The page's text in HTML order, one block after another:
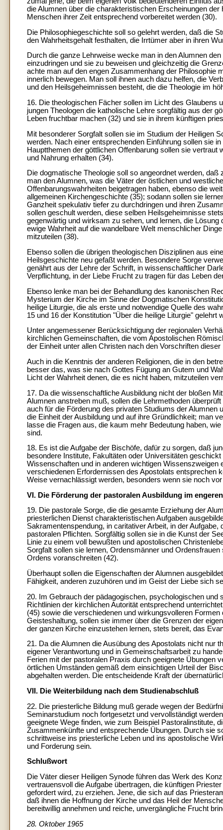
die Alumnen über die charakteristischen Erscheinungen
Menschen ihrer Zeit entsprechend vorbereitet werden (30).
Die Philosophiegeschichte soll so gelehrt werden, daß die
den Wahrheitsgehalt festhalten, die Irrtümer aber in ihren
Durch die ganze Lehrweise wecke man in den Alumnen
einzudringen und sie zu beweisen und gleichzeitig die
achte man auf den engen Zusammenhang der Philosophie
innerlich bewegen. Man soll ihnen auch dazu helfen, die
und den Heilsgeheimnissen besteht, die die Theologie im
16. Die theologischen Fächer sollen im Licht des
jungen Theologen die katholische Lehre sorgfältig aus der
Leben fruchtbar machen (32) und sie in ihrem künftigen
Mit besonderer Sorgfalt sollen sie im Studium der Heiligen
werden. Nach einer entsprechenden Einführung sollen sie
Hauptthemen der göttlichen Offenbarung sollen sie
und Nahrung erhalten (34).
Die dogmatische Theologie soll so angeordnet werden,
man den Alumnen, was die Väter der östlichen und
Offenbarungswahrheiten beigetragen haben, ebenso die
allgemeinen Kirchengeschichte (35); sodann sollen sie
Ganzheit spekulativ tiefer zu durchdringen und ihren
sollen geschult werden, diese selben Heilsgeheimnisse
gegenwärtig und wirksam zu sehen, und lernen, die
ewige Wahrheit auf die wandelbare Welt menschlicher
mitzuteilen (38).
Ebenso sollen die übrigen theologischen Disziplinen aus
Heilsgeschichte neu gefaßt werden. Besondere Sorge
genährt aus der Lehre der Schrift, in wissenschaftlicher
Verpflichtung, in der Liebe Frucht zu tragen für das Leben
Ebenso lenke man bei der Behandlung des kanonischen
Mysterium der Kirche im Sinne der Dogmatischen
heilige Liturgie, die als erste und notwendige Quelle des
15 und 16 der Konstitution "Über die heilige Liturgie" gelehrt
Unter angemessener Berücksichtigung der regionalen
kirchlichen Gemeinschaften, die vom Apostolischen
der Einheit unter allen Christen nach den Vorschriften
Auch in die Kenntnis der anderen Religionen, die in den
besser das, was sie nach Gottes Fügung an Gutem und
Licht der Wahrheit denen, die es nicht haben, mitzuteilen
17. Da die wissenschaftliche Ausbildung nicht der bloßen
Alumnen anstreben muß, sollen die Lehrmethoden
auch für die Förderung des privaten Studiums der
die Einheit der Ausbildung und auf ihre Gründlichkeit; man
lasse die Fragen aus, die kaum mehr Bedeutung haben,
sind.
18. Es ist die Aufgabe der Bischöfe, dafür zu sorgen, daß
besondere Institute, Fakultäten oder Universitäten
Wissenschaften und in anderen wichtigen
verschiedenen Erfordernissen des Apostolats entsprechen
Weise vernachlässigt werden, besonders wenn sie noch
VI. Die Förderung der pastoralen Ausbildung im
19. Die pastorale Sorge, die die gesamte Erziehung der
priesterlichen Dienst charakteristischen Aufgaben
Sakramentenspendung, in caritativer Arbeit, in der
pastoralen Pflichten. Sorgfältig sollen sie in die Kunst der
Linie zu einem voll bewußten und apostolischen
Sorgfalt sollen sie lernen, Ordensmänner und
Ordens voranschreiten (42).
Überhaupt sollen die Eigenschaften der Alumnen
Fähigkeit, anderen zuzuhören und im Geist der Liebe sich
20. Im Gebrauch der pädagogischen, psychologischen
Richtlinien der kirchlichen Autorität entsprechend
(45) sowie die verschiedenen und wirkungsvolleren
Geisteshaltung, sollen sie immer über die Grenzen der
der ganzen Kirche einzustehen lernen, stets bereit, das
21. Da die Alumnen die Ausübung des Apostolats nicht nur
eigener Verantwortung und in Gemeinschaftsarbeit zu
Ferien mit der pastoralen Praxis durch geeignete Übungen
örtlichen Umständen gemäß dem einsichtigen Urteil der
abgehalten werden. Die entscheidende Kraft der
VII. Die Weiterbildung nach dem Studienabschluß
22. Die priesterliche Bildung muß gerade wegen der
Seminarstudium noch fortgesetzt und vervollständigt
geeignete Wege finden, wie zum Beispiel Pastoralinstitute,
Zusammenkünfte und entsprechende Übungen. Durch sie
schrittweise ins priesterliche Leben und ins apostolische
und Forderung sein.
Schlußwort
Die Väter dieser Heiligen Synode führen das Werk des
vertrauensvoll die Aufgabe übertragen, die künftigen
gefordert wird, zu erziehen. Jene, die sich auf das
daß ihnen die Hoffnung der Kirche und das Heil der
bereitwillig annehmen und reiche, unvergängliche Frucht
28. Oktober 1965